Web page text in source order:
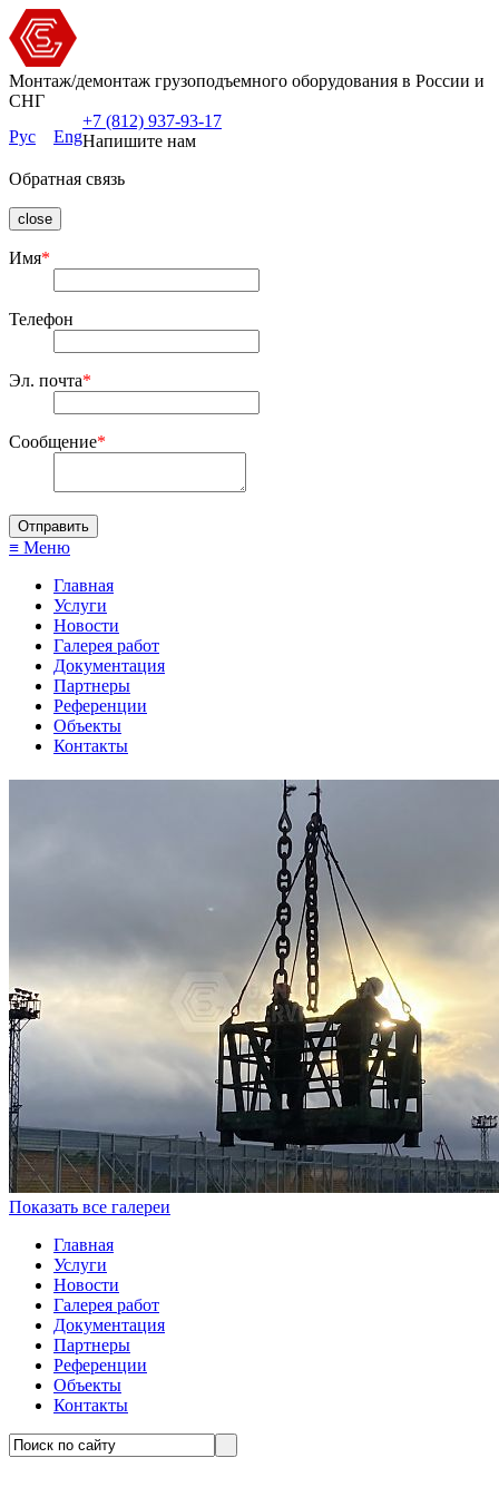
Монтаж/демонтаж грузоподъемного оборудования в России и
СНГ
Рус
Eng
+7 (812) 937-93-17
Напишите нам
Обратная связь
close
Имя*
Телефон
Эл. почта*
Сообщение*
≡ Меню
Главная
Услуги
Новости
Галерея работ
Документация
Партнеры
Референции
Объекты
Контакты
Показать все галереи
Главная
Услуги
Новости
Галерея работ
Документация
Партнеры
Референции
Объекты
Контакты